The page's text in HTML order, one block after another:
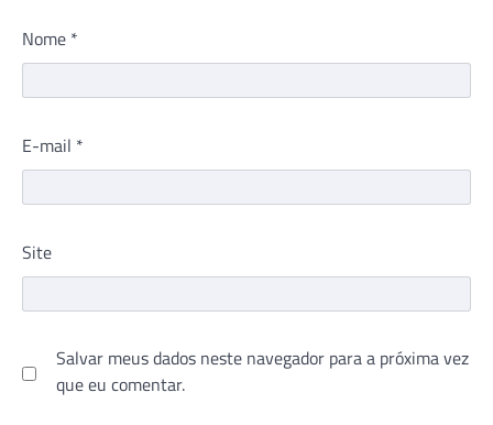
Nome *
E-mail *
Site
Salvar meus dados neste navegador para a próxima vez
que eu comentar.